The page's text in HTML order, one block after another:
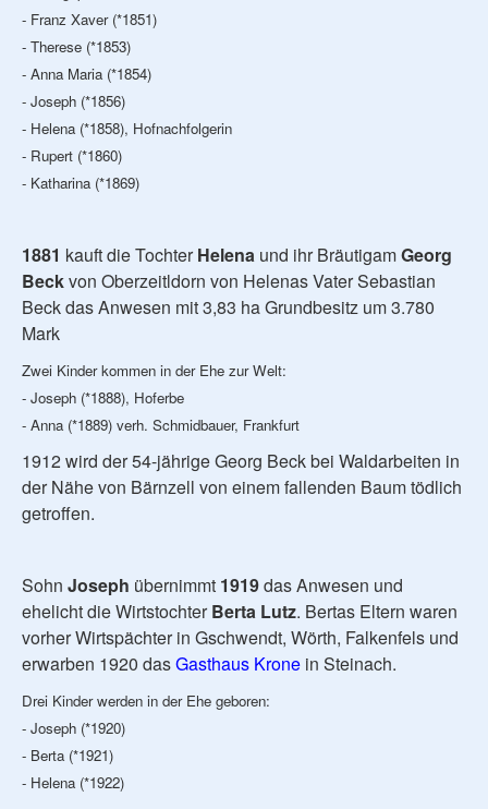
- Franz Xaver (*1851)
- Therese (*1853)
- Anna Maria (*1854)
- Joseph (*1856)
- Helena (*1858), Hofnachfolgerin
- Rupert (*1860)
- Katharina (*1869)
1881 kauft die TochterHelena und ihr BräutigamGeorg
Beckvon Oberzeitldorn von Helenas Vater Sebastian
Beck das Anwesen mit 3,83 ha Grundbesitz um 3.780
Mark
Zwei Kinder kommen in der Ehe zur Welt:
- Joseph (*1888), Hoferbe
- Anna (*1889) verh. Schmidbauer, Frankfurt
1912 wird der 54-jährige Georg Beck bei Waldarbeiten in
der Nähe von Bärnzell von einem fallenden Baum tödlich
getroffen.
Sohn Joseph übernimmt 1919das Anwesen und
ehelicht die WirtstochterBerta Lutz. Bertas Eltern waren
vorher Wirtspächter in Gschwendt, Wörth, Falkenfels und
erwarben 1920 dasGasthaus Krone in Steinach.
Drei Kinder werden in der Ehe geboren:
- Joseph (*1920)
- Berta (*1921)
- Helena (*1922)